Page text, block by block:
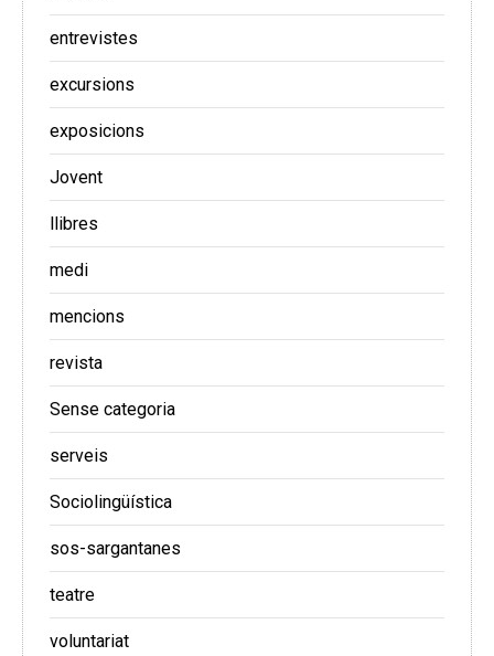
entrevistes
excursions
exposicions
Jovent
llibres
medi
mencions
revista
Sense categoria
serveis
Sociolingüística
sos-sargantanes
teatre
voluntariat